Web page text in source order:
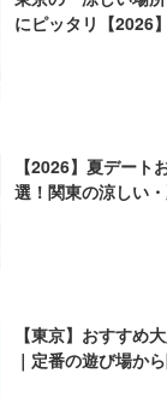
にピッタリ【2026】
【2026】夏デート
選！関東の涼しい
【東京】おすすめ
｜定番の遊び場か